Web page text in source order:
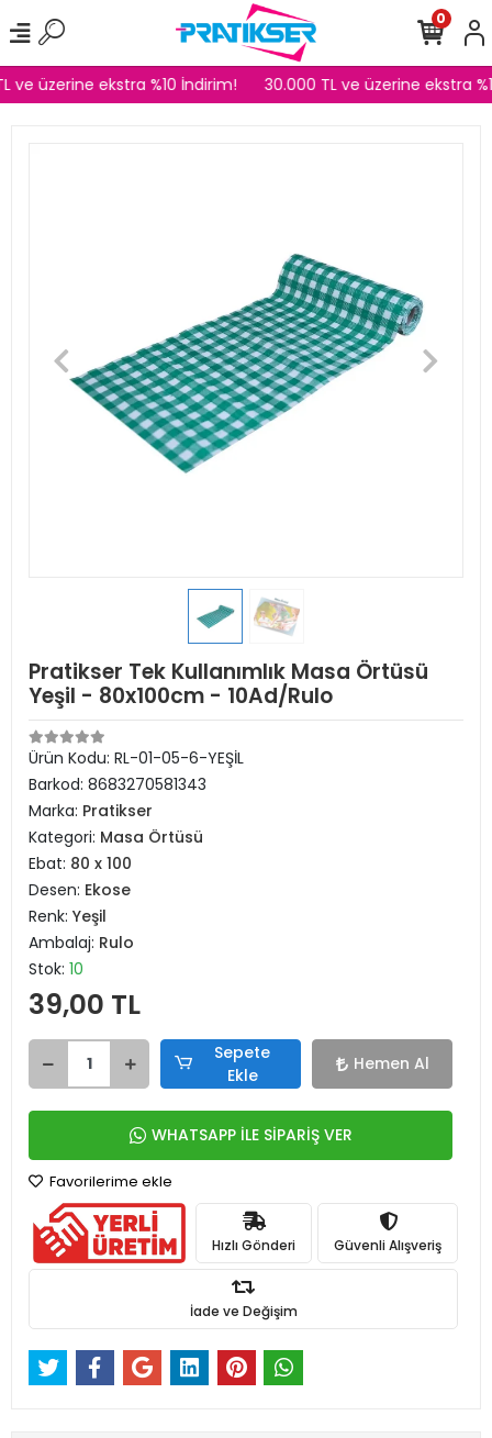
ve üzerine ekstra %10 İndirim! 30.000 TL ve üzerine ekstra
0
Pratikser Tek Kullanımlık Masa Örtüsü
Yeşil - 80x100cm - 10Ad/Rulo
Ürün Kodu: RL-01-05-6-YEŞİL
Barkod: 8683270581343
Marka: Pratikser
Kategori: Masa Örtüsü
Ebat: 80 x 100
Desen: Ekose
Renk: Yeşil
Ambalaj: Rulo
Stok: 10
39,00 TL
Sepete
Ekle
Hemen Al
WHATSAPP İLE SİPARİŞ VER
Favorilerime ekle
Hızlı Gönderi Güvenli Alışveriş
İade ve Değişim